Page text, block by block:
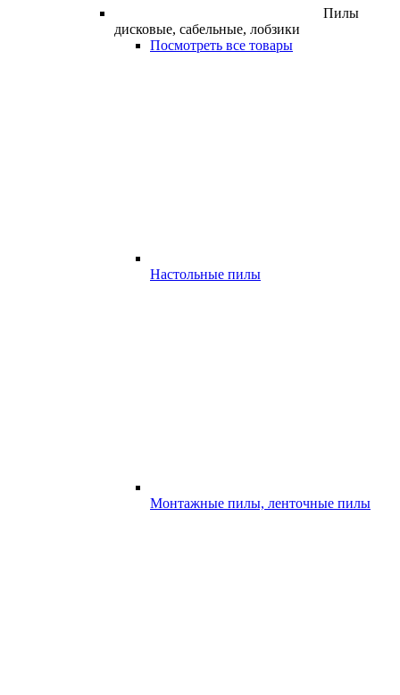
Пилы
дисковые, сабельные, лобзики
Посмотреть все товары
Настольные пилы
Монтажные пилы, ленточные пилы